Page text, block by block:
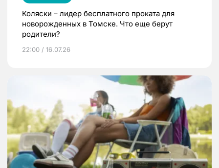
Коляски – лидер бесплатного проката для
новорожденных в Томске. Что еще берут
родители?
22:00 / 16.07.26